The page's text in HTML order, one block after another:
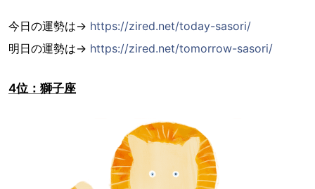
今日の運勢は→ https://zired.net/today-sasori/
明日の運勢は→ https://zired.net/tomorrow-sasori/
4位：獅子座